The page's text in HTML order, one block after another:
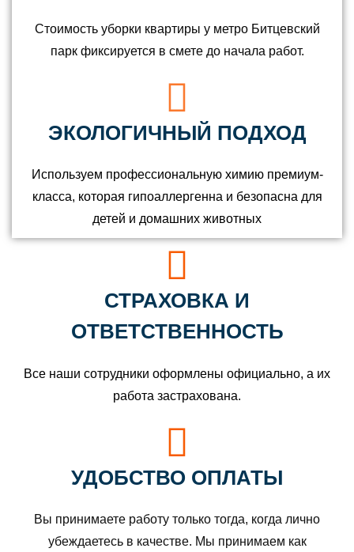
Стоимость уборки квартиры у метро Битцевский
парк фиксируется в смете до начала работ.
ЭКОЛОГИЧНЫЙ ПОДХОД
Используем профессиональную химию премиум-
класса, которая гипоаллергенна и безопасна для
детей и домашних животных
СТРАХОВКА И
ОТВЕТСТВЕННОСТЬ
Все наши сотрудники оформлены официально, а их
работа застрахована.
УДОБСТВО ОПЛАТЫ
Вы принимаете работу только тогда, когда лично
убеждаетесь в качестве. Мы принимаем как